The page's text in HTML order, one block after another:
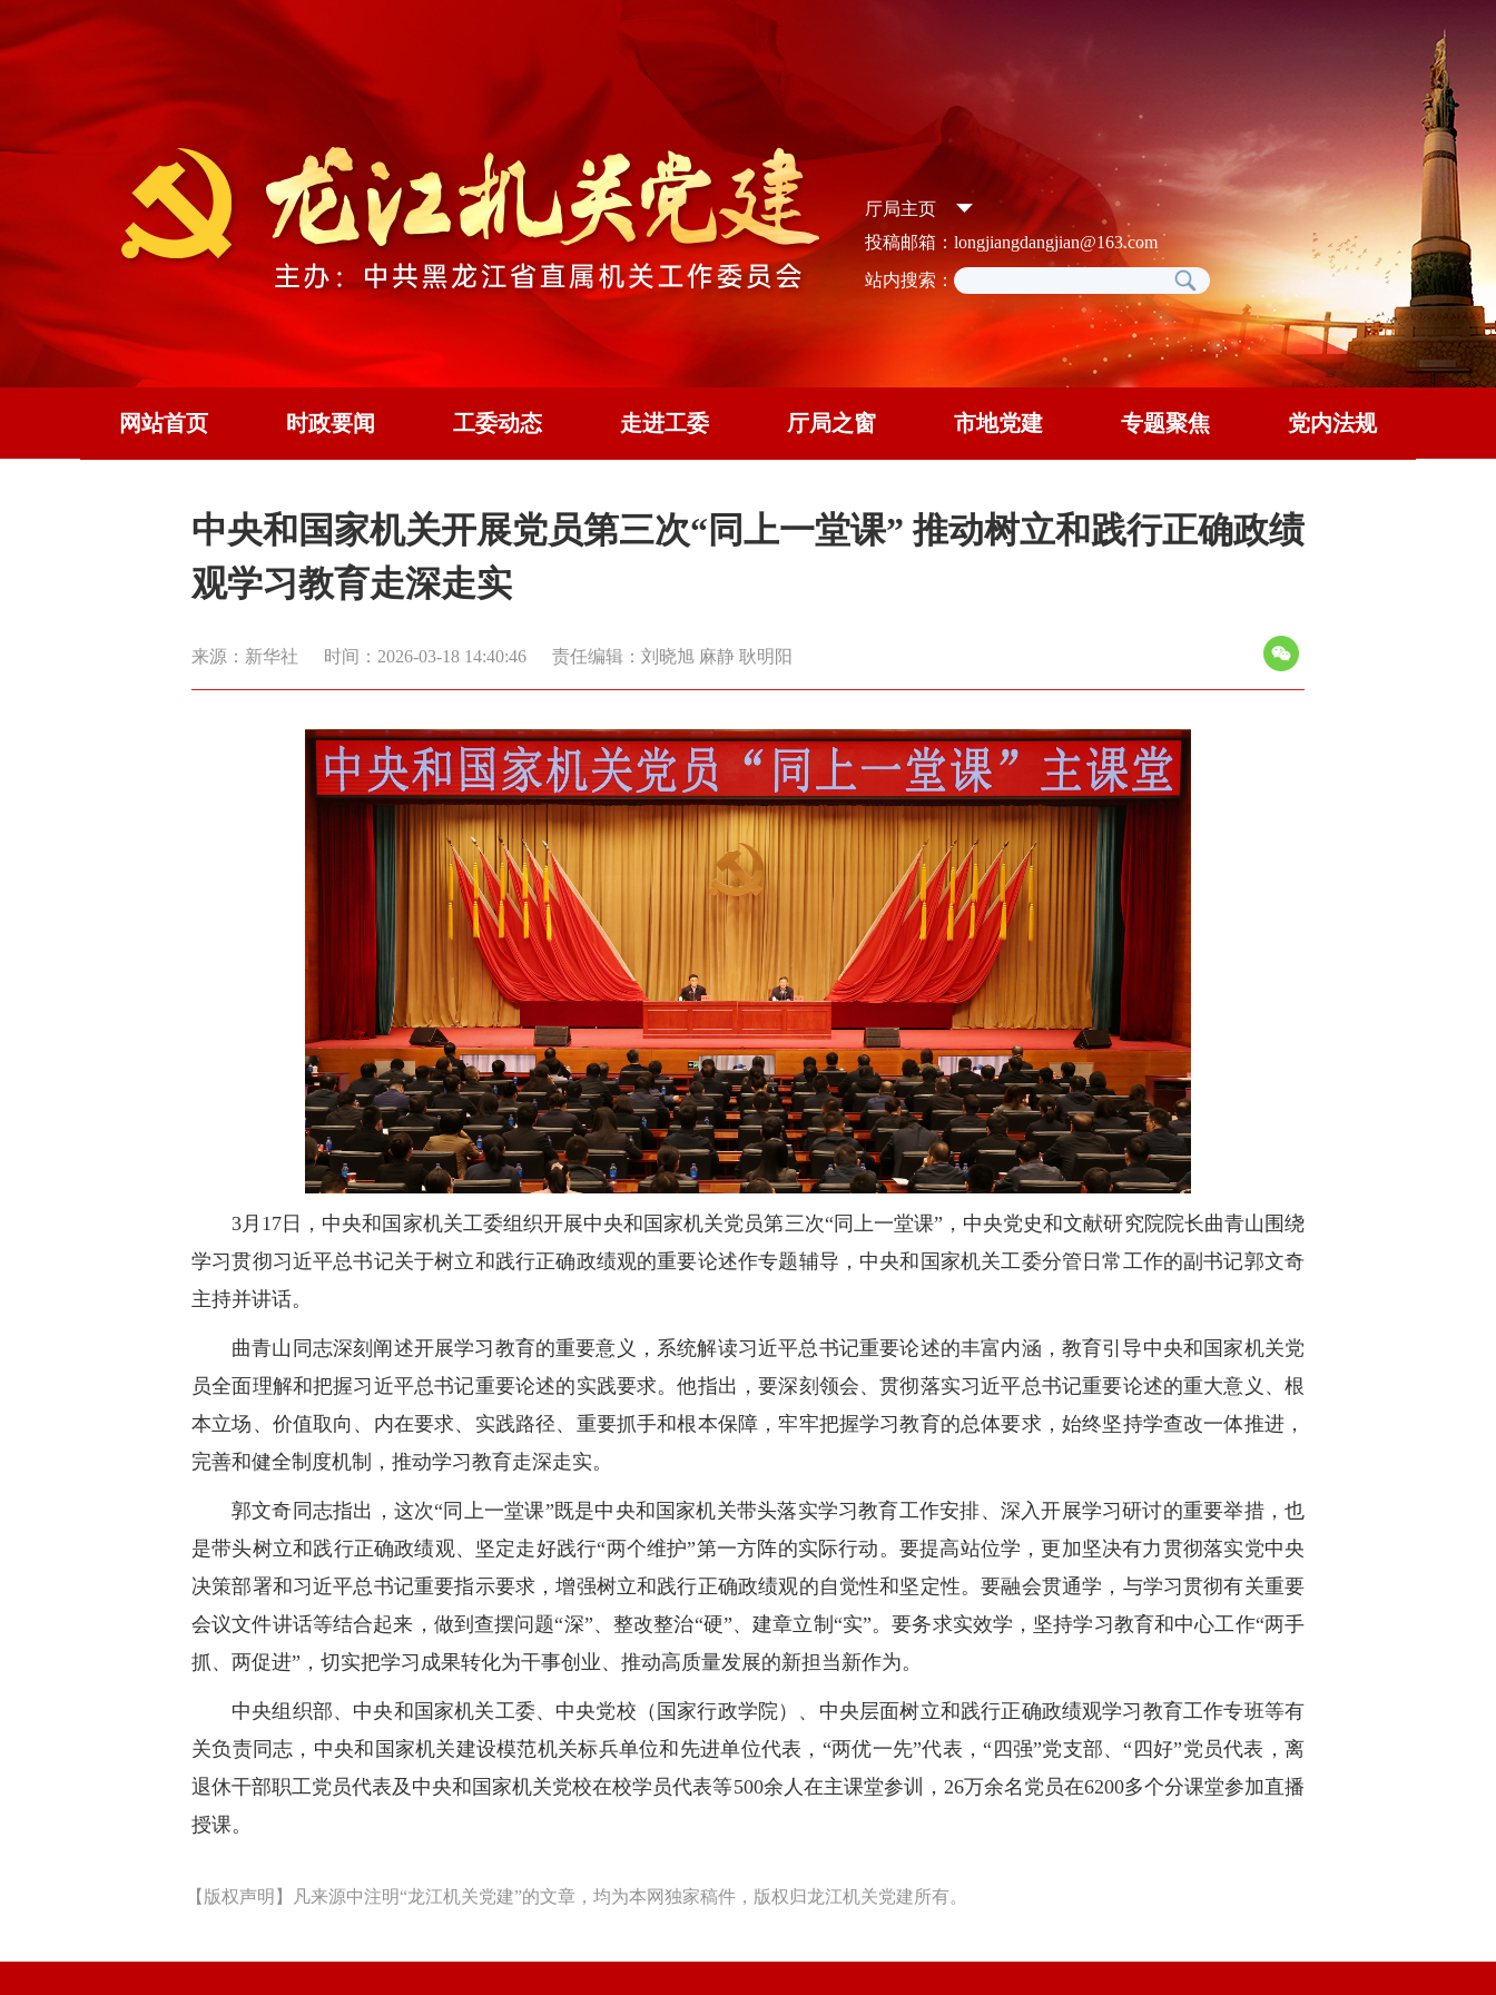
厅局主页
投稿邮箱：longjiangdangjian@163.com
站内搜索：
网站首页 时政要闻 工委动态 走进工委 厅局之窗 市地党建 专题聚焦 党内法规
中央和国家机关开展党员第三次“同上一堂课” 推动树立和践行正确政绩
观学习教育走深走实
来源：新华社 时间：2026-03-18 14:40:46 责任编辑：刘晓旭 麻静 耿明阳
3月17日，中央和国家机关工委组织开展中央和国家机关党员第三次“同上一堂课”，中央党史和文献研究院院长曲青山围绕
学习贯彻习近平总书记关于树立和践行正确政绩观的重要论述作专题辅导，中央和国家机关工委分管日常工作的副书记郭文奇
主持并讲话。
曲青山同志深刻阐述开展学习教育的重要意义，系统解读习近平总书记重要论述的丰富内涵，教育引导中央和国家机关党
员全面理解和把握习近平总书记重要论述的实践要求。他指出，要深刻领会、贯彻落实习近平总书记重要论述的重大意义、根
本立场、价值取向、内在要求、实践路径、重要抓手和根本保障，牢牢把握学习教育的总体要求，始终坚持学查改一体推进，
完善和健全制度机制，推动学习教育走深走实。
郭文奇同志指出，这次“同上一堂课”既是中央和国家机关带头落实学习教育工作安排、深入开展学习研讨的重要举措，也
是带头树立和践行正确政绩观、坚定走好践行“两个维护”第一方阵的实际行动。要提高站位学，更加坚决有力贯彻落实党中央
决策部署和习近平总书记重要指示要求，增强树立和践行正确政绩观的自觉性和坚定性。要融会贯通学，与学习贯彻有关重要
会议文件讲话等结合起来，做到查摆问题“深”、整改整治“硬”、建章立制“实”。要务求实效学，坚持学习教育和中心工作“两手
抓、两促进”，切实把学习成果转化为干事创业、推动高质量发展的新担当新作为。
中央组织部、中央和国家机关工委、中央党校（国家行政学院）、中央层面树立和践行正确政绩观学习教育工作专班等有
关负责同志，中央和国家机关建设模范机关标兵单位和先进单位代表，“两优一先”代表，“四强”党支部、“四好”党员代表，离
退休干部职工党员代表及中央和国家机关党校在校学员代表等500余人在主课堂参训，26万余名党员在6200多个分课堂参加直播
授课。
【版权声明】凡来源中注明“龙江机关党建”的文章，均为本网独家稿件，版权归龙江机关党建所有。